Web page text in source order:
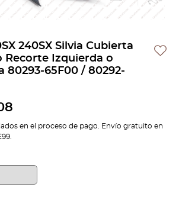
240SX Silvia Cubierta
Recorte Izquierda o
80293-65F00 / 80292-
en el proceso de pago. Envío gratuito en